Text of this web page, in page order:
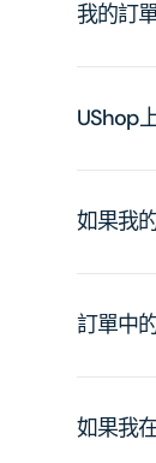
我的訂
UShop
如果我
訂單中
如果我